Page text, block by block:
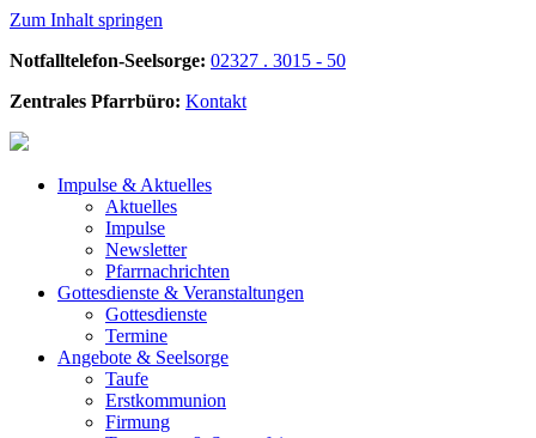
Zum Inhalt springen
Notfalltelefon-Seelsorge: 02327 . 3015 - 50
Zentrales Pfarrbüro: Kontakt
Impulse & Aktuelles
Aktuelles
Impulse
Newsletter
Pfarrnachrichten
Gottesdienste & Veranstaltungen
Gottesdienste
Termine
Angebote & Seelsorge
Taufe
Erstkommunion
Firmung